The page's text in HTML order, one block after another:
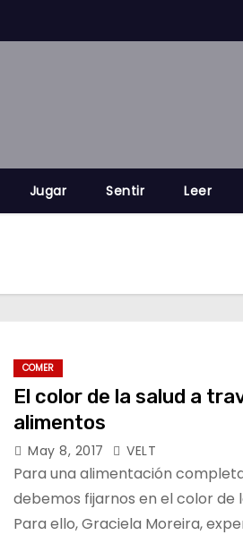
Jugar Sentir Leer
COMER
El color de la salud a
alimentos
May 8, 2017 VELT
Para una alimentación
debemos fijarnos en el color de
Para ello, Graciela Moreira,